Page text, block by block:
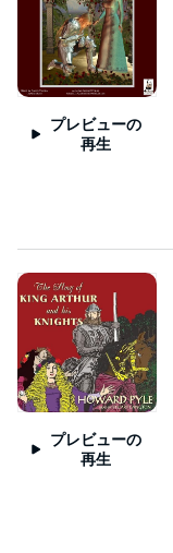
プレビューの
再生
プレビューの
再生